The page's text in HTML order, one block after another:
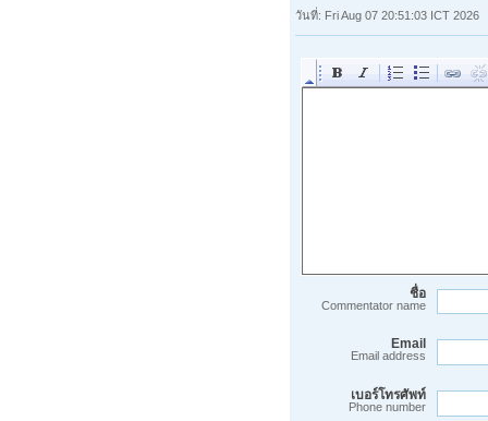
วันที่: Fri Aug 07 20:51:03 ICT 2026
ชื่อ
Commentator name
Email
Email address
เบอร์โทรศัพท์
Phone number